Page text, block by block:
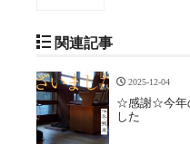
関連記事
2025-12-04
☆感謝☆今年
した